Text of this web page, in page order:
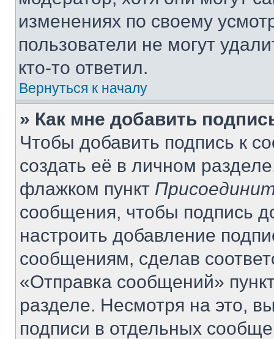
изменениях по своему
пользователи не могут
кто-то ответил.
Вернуться к началу
» Как мне добавить
Чтобы добавить подпись к
создать её в личном
флажком пункт
сообщения, чтобы подпись
настроить добавление
сообщениям, сделав
«Отправка сообщений»
разделе. Несмотря на это,
подписи в отдельных